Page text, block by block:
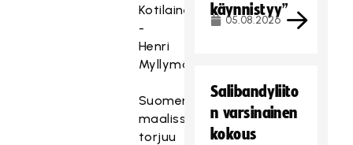
Kotilainen
-
Henri
Myllymäki
Suomen
maalissa
torjuu
käynnistyy”
05.08.2026
Salibandyliito
n varsinainen
kokous